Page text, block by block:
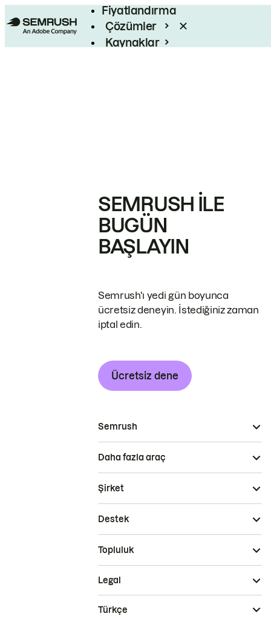
Fiyatlandırma
Çözümler
Kaynaklar
SEMRUSH ILE
BUGÜN
BAŞLAYIN
Semrush'ı yedi gün boyunca
ücretsiz deneyin. İstediğiniz zaman
iptal edin.
Ücretsiz dene
Semrush
Daha fazla araç
Şirket
Destek
Topluluk
Legal
Türkçe